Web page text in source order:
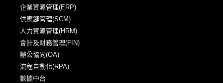
企業資源管理(ERP)
供應鏈管理(SCM)
人力資源管理(HRM)
會計及財務管理(FIN)
辦公協同(OA)
流程自動化(RPA)
數據中台